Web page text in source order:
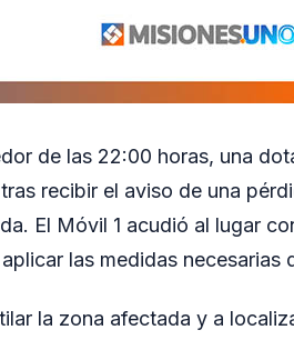
de las 22:00 horas, una
recibir el aviso de una
El Móvil 1 acudió al lugar
las medidas necesarias
la zona afectada y a